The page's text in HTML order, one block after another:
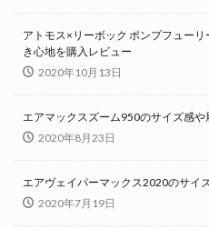
アトモス×リーボック ポンプフュー
き心地を購入レビュー
2020年10月13日
エアマックスズーム950のサイズ感
2020年8月23日
エアヴェイパーマックス2020のサイ
2020年7月19日